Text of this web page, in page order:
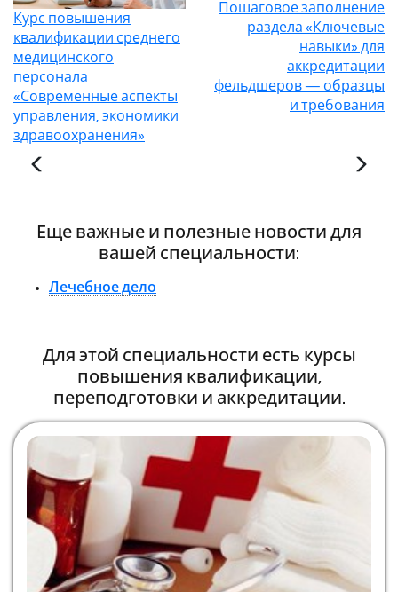
Курс повышения
квалификации среднего
медицинского
персонала
«Современные аспекты
управления, экономики
здравоохранения»
Пошаговое заполнение
раздела «Ключевые
навыки» для
аккредитации
фельдшеров — образцы
и требования
Еще важные и полезные новости для
вашей специальности:
Лечебное дело
Для этой специальности есть курсы
повышения квалификации,
переподготовки и аккредитации.